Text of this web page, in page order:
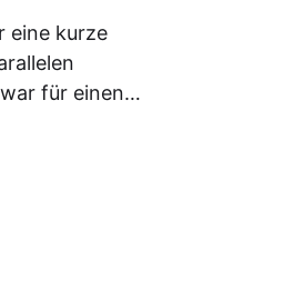
eine kurze
für einen…